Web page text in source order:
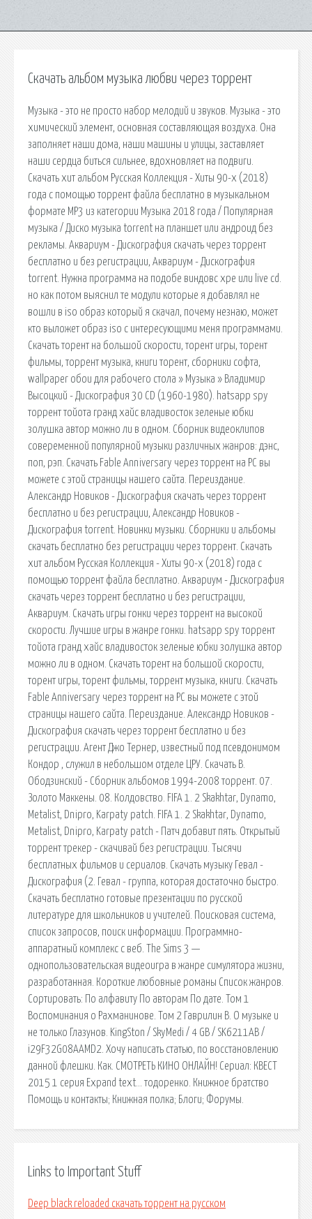
Скачать альбом музыка любви через торрент
Музыка - это не просто набор мелодий и звуков. Музыка - это
химический элемент, основная составляющая воздуха. Она
заполняет наши дома, наши машины и улицы, заставляет
наши сердца биться сильнее, вдохновляет на подвиги.
Скачать хит альбом Русская Коллекция - Хиты 90-х (2018)
года с помощью торрент файла бесплатно в музыкальном
формате MP3 из категории Музыка 2018 года / Популярная
музыка / Диско музыка torrent на планшет или андроид без
рекламы. Аквариум - Дискография скачать через торрент
бесплатно и без регистрации, Аквариум - Дискография
torrent. Нужна программа на подобе виндовс хре или live cd.
но как потом выяснил те модули которые я добавлял не
вошли в iso образ который я скачал, почему незнаю, может
кто выложет образ iso с интересующими меня программами.
Скачать торент на большой скорости, торент игры, торент
фильмы, торрент музыка, книги торент, сборники софта,
wallpaper обои для рабочего стола » Музыка » Владимир
Высоцкий - Дискография 30 CD (1960-1980). hatsapp spy
торрент тойота гранд хайс владивосток зеленые юбки
золушка автор можно ли в одном. Сборник видеоклипов
совеременной популярной музыки различных жанров: дэнс,
поп, рэп. Скачать Fable Anniversary через торрент на PC вы
можете с этой страницы нашего сайта. Переиздание.
Александр Новиков - Дискография скачать через торрент
бесплатно и без регистрации, Александр Новиков -
Дискография torrent. Новинки музыки. Сборники и альбомы
скачать бесплатно без регистрации через торрент. Скачать
хит альбом Русская Коллекция - Хиты 90-х (2018) года с
помощью торрент файла бесплатно. Аквариум - Дискография
скачать через торрент бесплатно и без регистрации,
Аквариум. Скачать игры гонки через торрент на высокой
скорости. Лучшие игры в жанре гонки. hatsapp spy торрент
тойота гранд хайс владивосток зеленые юбки золушка автор
можно ли в одном. Скачать торент на большой скорости,
торент игры, торент фильмы, торрент музыка, книги. Скачать
Fable Anniversary через торрент на PC вы можете с этой
страницы нашего сайта. Переиздание. Александр Новиков -
Дискография скачать через торрент бесплатно и без
регистрации. Агент Джо Тернер, известный под псевдонимом
Кондор , служил в небольшом отделе ЦРУ. Скачать В.
Ободзинский - Сборник альбомов 1994-2008 торрент. 07.
Золото Маккены. 08. Колдовство. FIFA 1. 2 Skakhtar, Dynamo,
Metalist, Dnipro, Karpaty patch. FIFA 1. 2 Skakhtar, Dynamo,
Metalist, Dnipro, Karpaty patch - Патч добавит пять. Открытый
торрент трекер - скачивай без регистрации. Тысячи
бесплатных фильмов и сериалов. Скачать музыку Гевал -
Дискография (2. Гевал - группа, которая достаточно быстро.
Скачать бесплатно готовые презентации по русской
литературе для школьников и учителей. Поисковая сиcтема,
список запросов, поиск информации. Программно-
аппаратный комплекс с веб. The Sims 3 —
однопользовательская видеоигра в жанре симулятора жизни,
разработанная. Короткие любовные романы Список жанров.
Сортировать: По алфавиту По авторам По дате. Том 1
Воспоминания о Рахманинове. Том 2 Гаврилин В. О музыке и
не только Глазунов. KingSton / SkyMedi / 4 GB / SK6211AB /
i29F32G08AAMD2. Хочу написать статью, по восстановлению
данной флешки. Как. СМОТРЕТЬ КИНО ОНЛАЙН! Сериал: КВЕСТ
2015 1 серия Expand text… тодоренко. Книжное братство
Помощь и контакты; Книжная полка; Блоги; Форумы.
Links to Important Stuff
Deep black reloaded скачать торрент на русском